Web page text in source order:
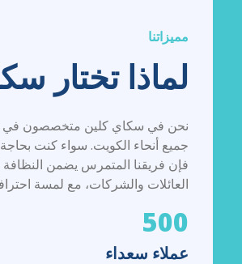
مميزاتنا
لماذا تختار
نحن في سكاي كلين متخصصون في
جميع أنحاء الكويت. سواء كنت
فإن فريقنا المتمرس يضمن النظافة
العائلات والشركات، مع لمسة
500
عملاء سعداء